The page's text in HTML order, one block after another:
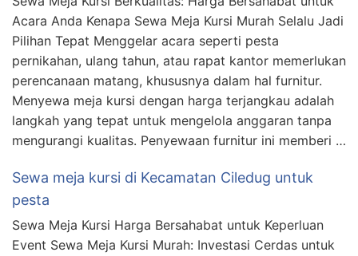
Acara Anda Kenapa Sewa Meja Kursi Murah Selalu Jadi
Pilihan Tepat Menggelar acara seperti pesta
pernikahan, ulang tahun, atau rapat kantor memerlukan
perencanaan matang, khususnya dalam hal furnitur.
Menyewa meja kursi dengan harga terjangkau adalah
langkah yang tepat untuk mengelola anggaran tanpa
mengurangi kualitas. Penyewaan furnitur ini memberi …
Sewa meja kursi di Kecamatan Ciledug untuk
pesta
Sewa Meja Kursi Harga Bersahabat untuk Keperluan
Event Sewa Meja Kursi Murah: Investasi Cerdas untuk